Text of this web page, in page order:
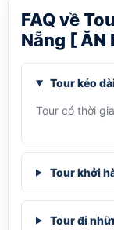
FAQ về
Nẵng [ ĂN
Tour kéo
Tour có thời
Tour khởi
Tour đi